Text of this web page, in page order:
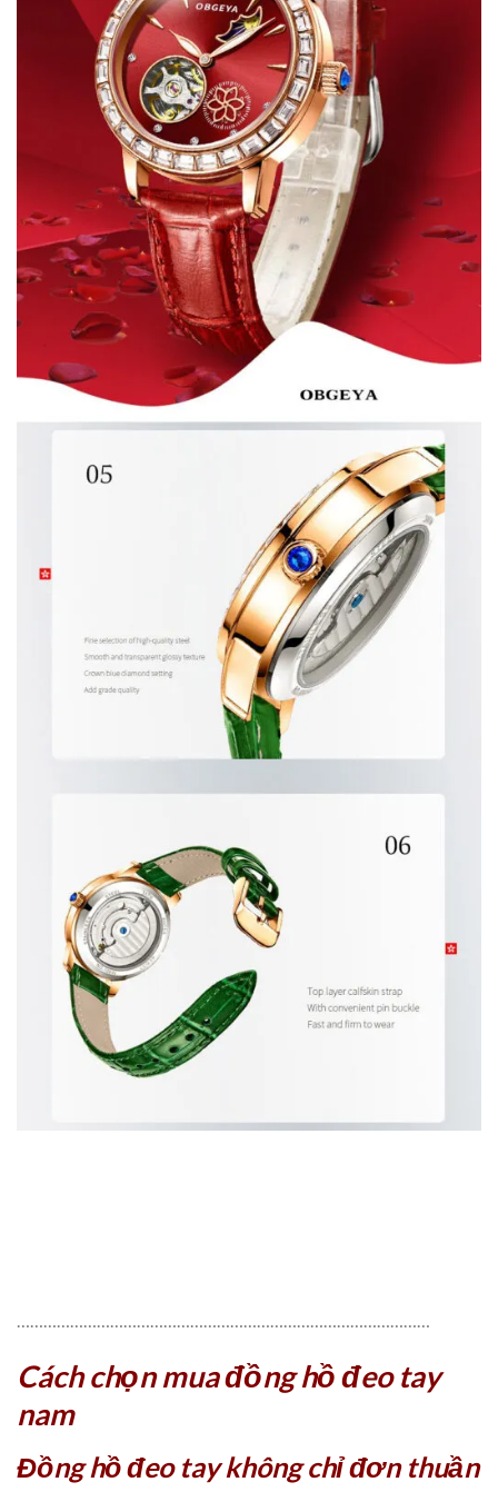
…………………………………………………………………………………
Cách chọn mua đồng hồ đeo tay
nam
Đồng hồ đeo tay không chỉ đơn thuần